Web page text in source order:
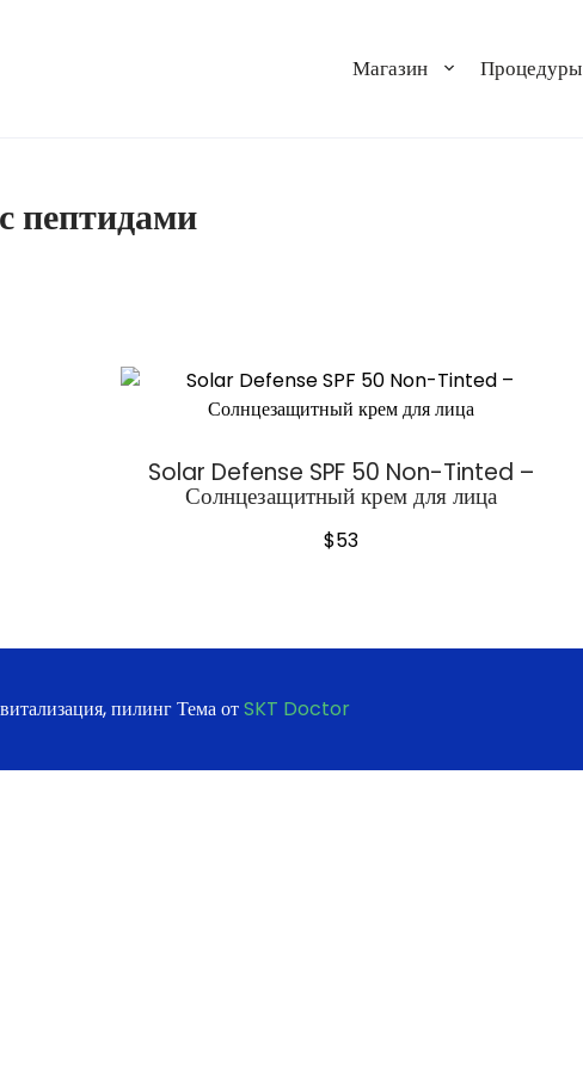
Магазин Процедуры
пептидами
Solar Defense SPF 50 Non-Tinted –
Солнцезащитный крем для лица
$53
пилинг Тема отSKT Doctor